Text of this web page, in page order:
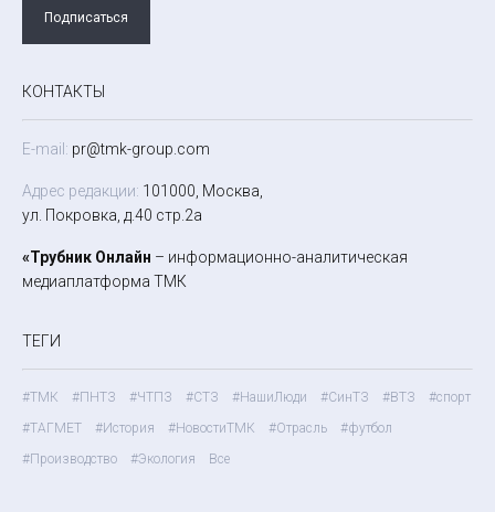
Подписаться
КОНТАКТЫ
E-mail: pr@tmk-group.com
Адрес редакции: 101000, Москва,
ул. Покровка, д.40 стр.2а
«Трубник Онлайн – информационно-аналитическая
медиаплатформа ТМК
ТЕГИ
#ТМК #ПНТЗ #ЧТПЗ #СТЗ #НашиЛюди #СинТЗ #ВТЗ
#спорт
#ТАГМЕТ
#История #НовостиТМК #Отрасль
#футбол
#Производство
#Экология Все